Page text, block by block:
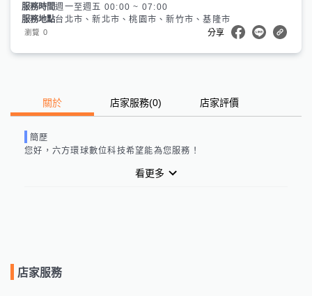
服務時間週一至週五 00:00 ~ 07:00
服務地點台北市、新北市、桃園市、新竹市、基隆市
瀏覽 0 分享
關於 店家服務(0) 店家評價
簡歷
您好， 六方環球數位科技希望能為您服務！
看更多
店家服務